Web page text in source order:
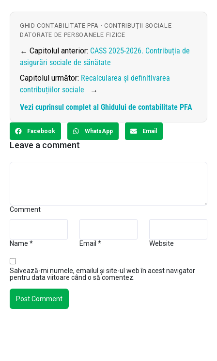
GHID CONTABILITATE PFA · CONTRIBUȚII SOCIALE
DATORATE DE PERSOANELE FIZICE
← Capitolul anterior: CASS 2025-2026. Contribuția de
asigurări sociale de sănătate
Capitolul următor: Recalcularea și definitivarea
contribuțiilor sociale
→
Vezi cuprinsul complet al Ghidului de contabilitate PFA
Facebook WhatsApp Email
Leave a comment
Comment
Name * Email * Website
Salvează-mi numele, emailul și site-ul web în acest navigator
pentru data viitoare când o să comentez.